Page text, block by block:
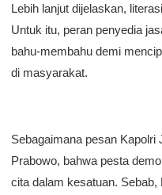
Lebih lanjut dijelaskan,
Untuk itu, peran penyedia
bahu-membahu demi
di masyarakat.
Sebagaimana pesan
Prabowo, bahwa pesta
cita dalam kesatuan. Sebab,